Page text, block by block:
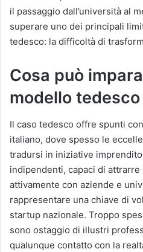
il passaggio dall’università al
superare uno dei principali
tedesco: la difficoltà di
Cosa può
modello tedesco
Il caso tedesco offre spunti
italiano, dove spesso le
tradursi in iniziative
indipendenti, capaci di
attivamente con aziende e
rappresentare una chiave di
startup nazionale. Troppo
sono ostaggio di illustri
qualunque contatto con la